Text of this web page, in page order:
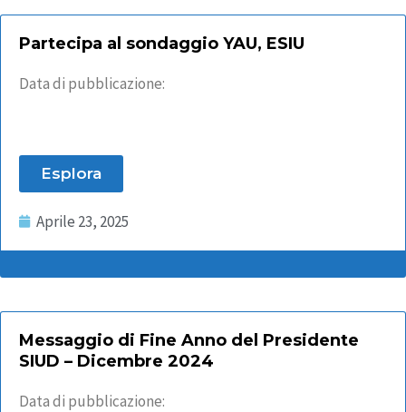
Partecipa al sondaggio YAU, ESIU
Data di pubblicazione:
Esplora
Aprile 23, 2025
Messaggio di Fine Anno del Presidente
SIUD – Dicembre 2024
Data di pubblicazione: